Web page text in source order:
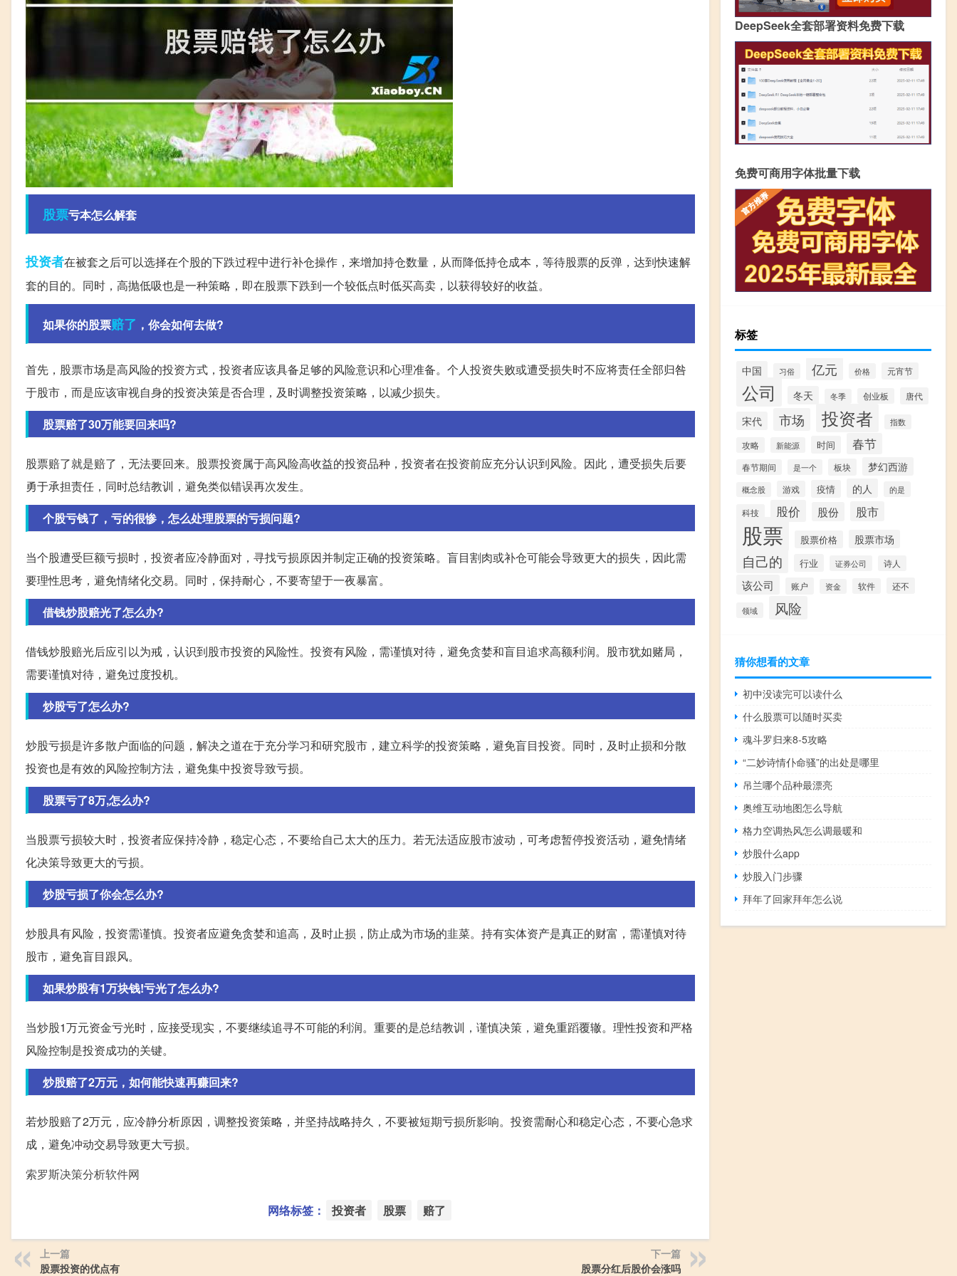
股票亏本怎么解套
投资者在被套之后可以选择在个股的下跌过程中进行补仓操作，来增加持仓数量，从而降低持仓成本，等待股票的反弹，达到快速解
套的目的。同时，高抛低吸也是一种策略，即在股票下跌到一个较低点时低买高卖，以获得较好的收益。
如果你的股票赔了 ，你会如何去做?
首先，股票市场是高风险的投资方式，投资者应该具备足够的风险意识和心理准备。个人投资失败或遭受损失时不应将责任全部归咎
于股市，而是应该审视自身的投资决策是否合理，及时调整投资策略，以减少损失。
股票赔了30万能要回来吗?
股票赔了就是赔了，无法要回来。股票投资属于高风险高收益的投资品种，投资者在投资前应充分认识到风险。因此，遭受损失后要
勇于承担责任，同时总结教训，避免类似错误再次发生。
个股亏钱了，亏的很惨，怎么处理股票的亏损问题?
当个股遭受巨额亏损时，投资者应冷静面对，寻找亏损原因并制定正确的投资策略。盲目割肉或补仓可能会导致更大的损失，因此需
要理性思考，避免情绪化交易。同时，保持耐心，不要寄望于一夜暴富。
借钱炒股赔光了怎么办?
借钱炒股赔光后应引以为戒，认识到股市投资的风险性。投资有风险，需谨慎对待，避免贪婪和盲目追求高额利润。股市犹如赌局，
需要谨慎对待，避免过度投机。
炒股亏了怎么办?
炒股亏损是许多散户面临的问题，解决之道在于充分学习和研究股市，建立科学的投资策略，避免盲目投资。同时，及时止损和分散
投资也是有效的风险控制方法，避免集中投资导致亏损。
股票亏了8万,怎么办?
当股票亏损较大时，投资者应保持冷静，稳定心态，不要给自己太大的压力。若无法适应股市波动，可考虑暂停投资活动，避免情绪
化决策导致更大的亏损。
炒股亏损了你会怎么办?
炒股具有风险，投资需谨慎。投资者应避免贪婪和追高，及时止损，防止成为市场的韭菜。持有实体资产是真正的财富，需谨慎对待
股市，避免盲目跟风。
如果炒股有1万块钱!亏光了怎么办?
当炒股1万元资金亏光时，应接受现实，不要继续追寻不可能的利润。重要的是总结教训，谨慎决策，避免重蹈覆辙。理性投资和严格
风险控制是投资成功的关键。
炒股赔了2万元，如何能快速再赚回来?
若炒股赔了2万元，应冷静分析原因，调整投资策略，并坚持战略持久，不要被短期亏损所影响。投资需耐心和稳定心态，不要心急求
成，避免冲动交易导致更大亏损。
索罗斯决策分析软件网
网络标签： 投资者 股票 赔了
上一篇
股票投资的优点有
下一篇
股票分红后股价会涨吗
DeepSeek全套部署资料免费下载
免费可商用字体批量下载
标签
中国 习俗 亿元 价格 元宵节
公司 冬天 冬季 创业板 唐代
宋代 市场 投资者 指数
攻略 新能源 时间 春节
春节期间 是一个 板块 梦幻西游
概念股 游戏 疫情 的人 的是
科技 股价 股份 股市
股票 股票价格 股票市场
自己的 行业 证券公司 诗人
该公司 账户 资金 软件 还不
领域 风险
猜你想看的文章
初中没读完可以读什么
什么股票可以随时买卖
魂斗罗归来8-5攻略
“二妙诗情仆命骚”的出处是哪里
吊兰哪个品种最漂亮
奥维互动地图怎么导航
格力空调热风怎么调最暖和
炒股什么app
炒股入门步骤
拜年了回家拜年怎么说